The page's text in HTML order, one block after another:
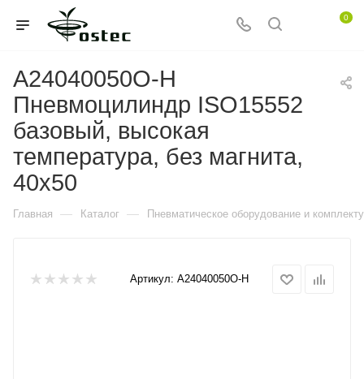
0
A24040050O-H
Пневмоцилиндр ISO15552
базовый, высокая
температура, без магнита,
40x50
Главная — Каталог — Пневматическое оборудование и
Артикул: A24040050O-H